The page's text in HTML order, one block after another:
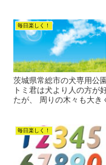
毎日楽しく！
茨城県常総市の犬専用公
トミ君は犬より人の方が
たが、 周りの木々も大き
毎日楽しく！